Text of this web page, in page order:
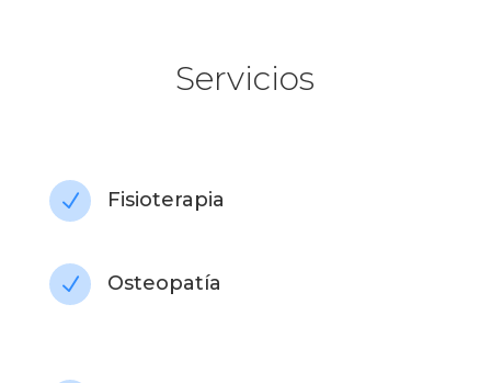
Servicios
N Fisioterapia
N Osteopatía